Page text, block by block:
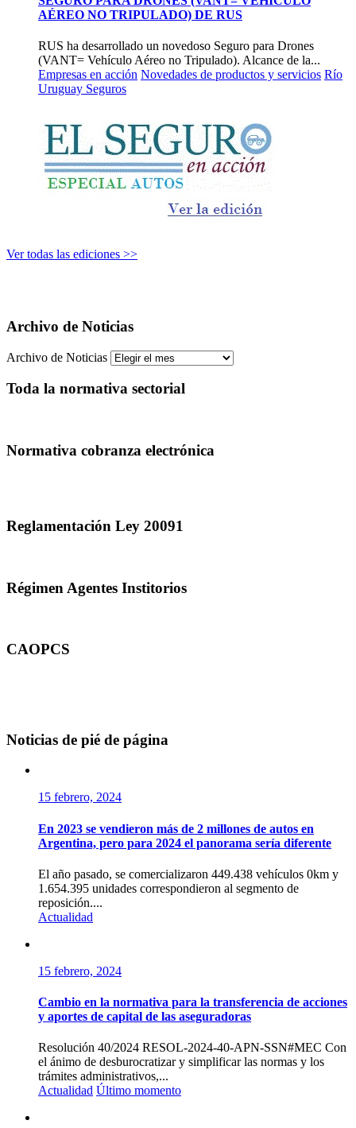
AÉREO NO TRIPULADO) DE RUS
RUS ha desarrollado un novedoso Seguro para Drones
(VANT= Vehículo Aéreo no Tripulado). Alcance de la...
Empresas en acción Novedades de productos y servicios Río
Uruguay Seguros
Ver todas las ediciones >>
Archivo de Noticias
Archivo de Noticias
Toda la normativa sectorial
Normativa cobranza electrónica
Reglamentación Ley 20091
Régimen Agentes Institorios
CAOPCS
Noticias de pié de página
15 febrero, 2024
En 2023 se vendieron más de 2 millones de autos en
Argentina, pero para 2024 el panorama sería diferente
El año pasado, se comercializaron 449.438 vehículos 0km y
1.654.395 unidades correspondieron al segmento de
reposición....
Actualidad
15 febrero, 2024
Cambio en la normativa para la transferencia de acciones
y aportes de capital de las aseguradoras
Resolución 40/2024 RESOL-2024-40-APN-SSN#MEC Con
el ánimo de desburocratizar y simplificar las normas y los
trámites administrativos,...
Actualidad Último momento